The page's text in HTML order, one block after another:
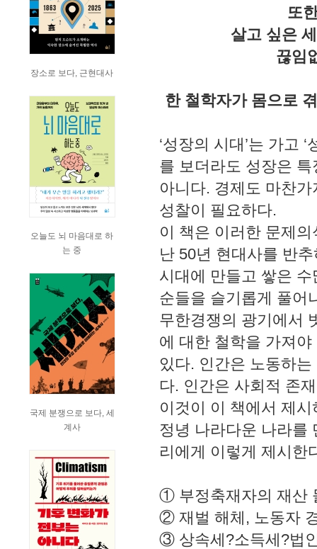
장소로 보다, 근현대사
오늘도 뇌 마음대로 하
는 중
국제 분쟁으로 보다, 세
계사
또
살고 싶은
끊임
한 철학자가 몸으로
‘성장의 시대’는 가고
를 보더라도 성장은
아니다. 경제도 마찬가
성찰이 필요하다.
이 책은 이러한 문제
난 50년 현대사를 반
시대에 만들고 쌓은
순들을 슬기롭게 풀어
무한경쟁의 광기에서
에 대한 철학을 가져
있다. 인간은 노동하
다. 인간은 사회적 존
이것이 이 책에서 제
정녕 나라다운 나라를
리에게 이렇게 제시한
① 부정축재자의 재산
② 재벌 해체, 노동자
③ 상속세?소득세?법